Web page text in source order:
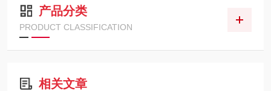
产品分类
PRODUCT CLASSIFICATION
相关文章